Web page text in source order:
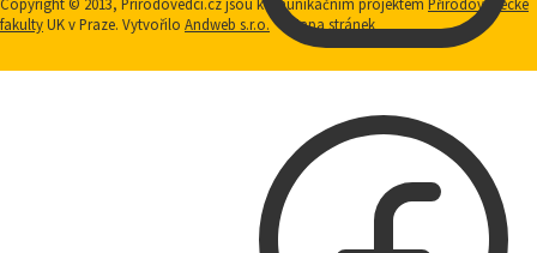
fakultyUK v Praze. Vytvořilo Andweb s.r.o. Mapa stránek